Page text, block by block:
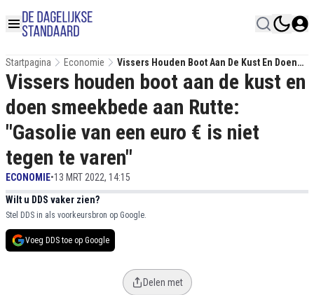
Startpagina Economie
Vissers Houden Boot Aan De Kust En Doen
Smeekbede Aan Rutte: "Gasolie Van Een
Euro € Is Niet Tegen Te Varen"
Vissers houden boot aan de kust en
doen smeekbede aan Rutte:
"Gasolie van een euro € is niet
tegen te varen"
ECONOMIE•13 MRT 2022, 14:15
Wilt u DDS vaker zien?
Stel DDS in als voorkeursbron op Google.
Voeg DDS toe op Google
Delen met